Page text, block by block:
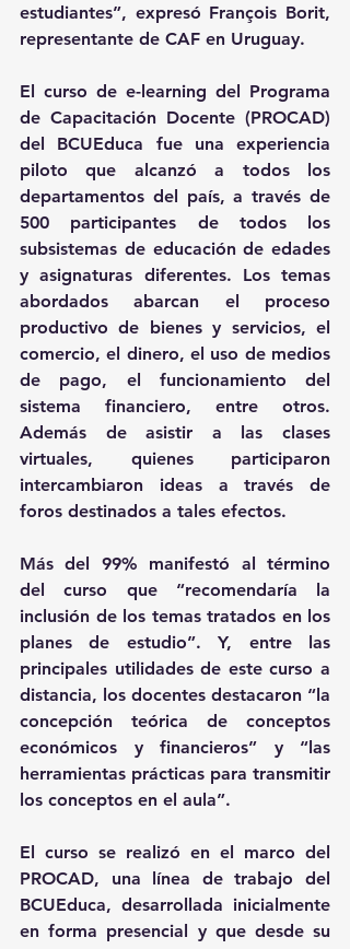
estudiantes”, expresó François Borit,
representante de CAF en Uruguay.
El curso de e-learning del Programa
de Capacitación Docente (PROCAD)
del BCUEduca fue una experiencia
piloto que alcanzó a todos los
departamentos del país, a través de
500 participantes de todos los
subsistemas de educación de edades
y asignaturas diferentes. Los temas
abordados abarcan el proceso
productivo de bienes y servicios, el
comercio, el dinero, el uso de medios
de pago, el funcionamiento del
sistema financiero, entre otros.
Además de asistir a las clases
virtuales, quienes participaron
intercambiaron ideas a través de
foros destinados a tales efectos.
Más del 99% manifestó al término
del curso que “recomendaría la
inclusión de los temas tratados en los
planes de estudio”. Y, entre las
principales utilidades de este curso a
distancia, los docentes destacaron “la
concepción teórica de conceptos
económicos y financieros” y “las
herramientas prácticas para transmitir
los conceptos en el aula”.
El curso se realizó en el marco del
PROCAD, una línea de trabajo del
BCUEduca, desarrollada inicialmente
en forma presencial y que desde su